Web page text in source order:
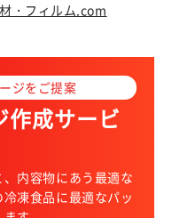
・フィルム.com
ジをご提案
作成サービ
内容物にあう最適な
凍食品に最適なパッ